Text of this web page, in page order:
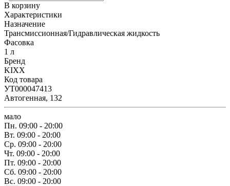
В корзину
Характеристики
Назначение
Трансмиссионная/Гидравлическая жидкость
Фасовка
1 л
Бренд
KIXX
Код товара
УТ000047413
Автогенная, 132
мало
Пн. 09:00 - 20:00
Вт. 09:00 - 20:00
Ср. 09:00 - 20:00
Чт. 09:00 - 20:00
Пт. 09:00 - 20:00
Сб. 09:00 - 20:00
Вс. 09:00 - 20:00